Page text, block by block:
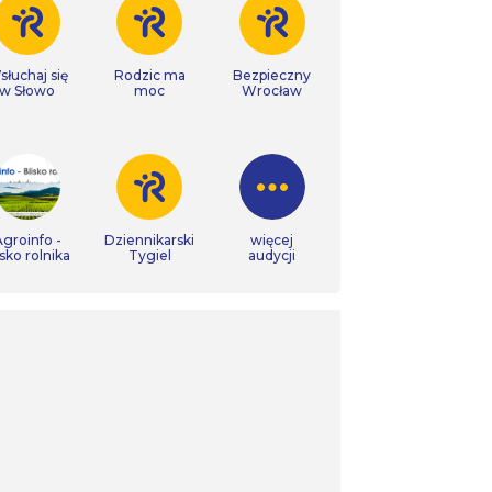
się
w Słowo
Rodzic ma
moc
Bezpieczny
Wrocław
-
rolnika
Dziennikarski
Tygiel
więcej
audycji